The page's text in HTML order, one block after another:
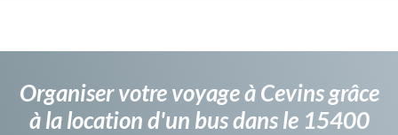
Organiser votre voyage à Cevins grâce
à la location d'un bus dans le 15400